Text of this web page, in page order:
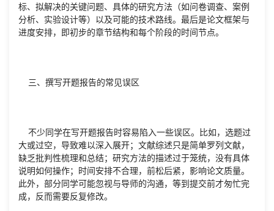
标、拟解决的关键问题、具体的研究方法（如问卷调查、案例
分析、实验设计等）以及可能的技术路线。最后是论文框架与
进度安排，即初步的章节结构和每个阶段的时间节点。
三、撰写开题报告的常见误区
不少同学在写开题报告时容易陷入一些误区。比如，选题过
大或过空，导致难以深入展开；文献综述只是简单罗列文献，
缺乏批判性梳理和总结；研究方法的描述过于笼统，没有具体
说明如何操作；时间安排不合理，前松后紧，影响论文质量。
此外，部分同学可能忽视与导师的沟通，等到提交前才匆忙完
成，反而需要反复修改。